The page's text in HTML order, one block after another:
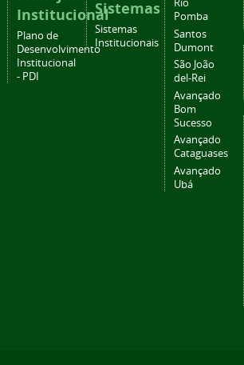
Institucional
Plano de
Desenvolvimento
Institucional
- PDI
Sistemas
Sistemas
Institucionais
Rio
Pomba
Santos
Dumont
São João
del-Rei
Avançado
Bom
Sucesso
Avançado
Cataguases
Avançado
Ubá